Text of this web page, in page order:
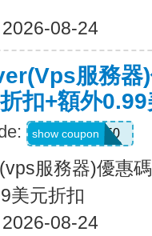
08-24
服務器
扣+額外
DEAL50
show coupon
服務器)優惠
美元折扣
08-24